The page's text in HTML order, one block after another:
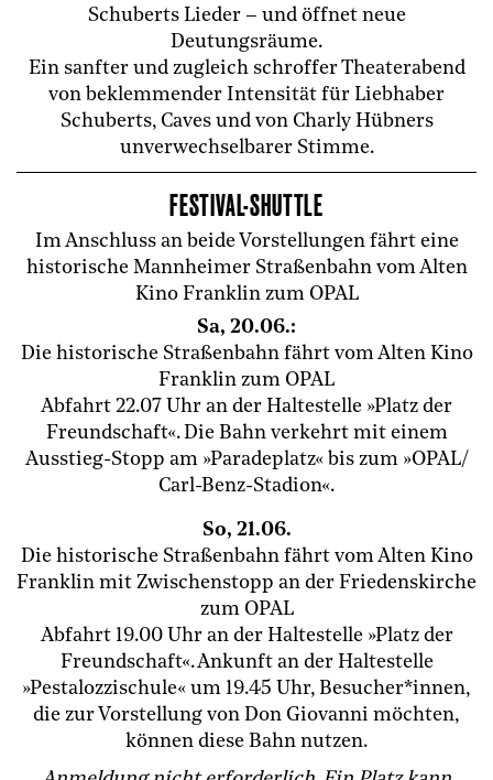
Schuberts Lieder – und öffnet neue
Deutungsräume.
Ein sanfter und zugleich schroffer Theaterabend
von beklemmender Intensität für Liebhaber
Schuberts, Caves und von Charly Hübners
unverwechselbarer Stimme.
FESTIVAL-SHUTTLE
Im Anschluss an beide Vorstellungen fährt eine
historische Mannheimer Straßenbahn vom Alten
Kino Franklin zum OPAL
Sa, 20.06.:
Die historische Straßenbahn fährt vom Alten Kino
Franklin zum OPAL
Abfahrt 22.07 Uhr an der Haltestelle »Platz der
Freundschaft«. Die Bahn verkehrt mit einem
Ausstieg-Stopp am »Paradeplatz« bis zum »OPAL/
Carl-Benz-Stadion«.
So, 21.06.
Die historische Straßenbahn fährt vom Alten Kino
Franklin mit Zwischenstopp an der Friedenskirche
zum OPAL
Abfahrt 19.00 Uhr an der Haltestelle »Platz der
Freundschaft«. Ankunft an der Haltestelle
»Pestalozzischule« um 19.45 Uhr, Besucher*innen,
die zur Vorstellung von Don Giovanni möchten,
können diese Bahn nutzen.